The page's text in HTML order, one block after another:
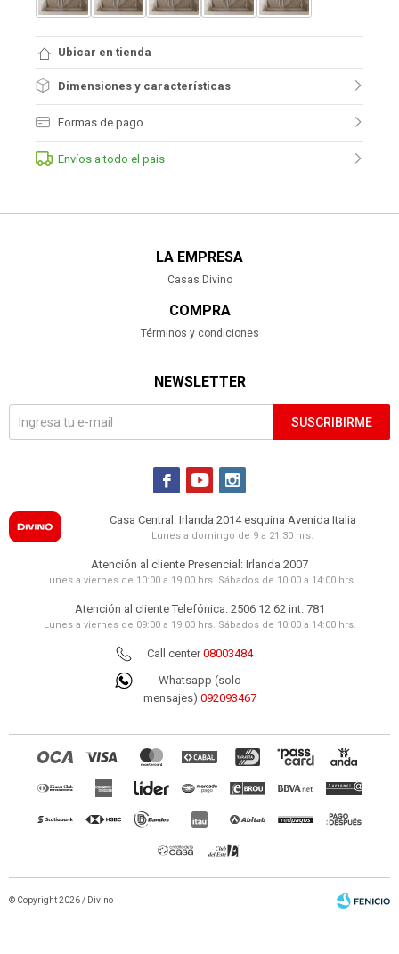
Ubicar en tienda
Dimensiones y características
Formas de pago
Envíos a todo el pais
LA EMPRESA
Casas Divino
COMPRA
Términos y condiciones
NEWSLETTER
SUSCRIBIRME
  
Casa Central: Irlanda 2014 esquina Avenida Italia
Lunes a domingo de 9 a 21:30 hrs.
Atención al cliente Presencial: Irlanda 2007
Lunes a viernes de 10:00 a 19:00 hrs. Sábados de 10:00 a 14:00 hrs.
Atención al cliente Telefónica: 2506 12 62 int. 781
Lunes a viernes de 09:00 a 19:00 hrs. Sábados de 10:00 a 14:00 hrs.
Call center08003484
Whatsapp (solo
mensajes) 092093467
© Copyright 2026 / Divino